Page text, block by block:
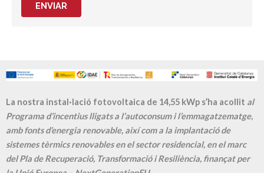
ENVIAR
La nostra instal·lació fotovoltaica de 14,55 kWp s’ha acollit al
Programa d’incentius lligats a l’autoconsum i l’emmagatzematge,
amb fonts d’energia renovable, així com a la implantació de
sistemes tèrmics renovables en el sector residencial, en el marc
del Pla de Recuperació, Transformació i Resiliència, finançat per